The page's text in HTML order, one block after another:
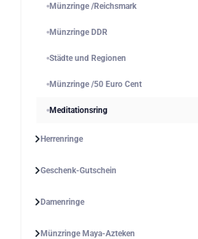
Münzringe /Reichsmark
Münzringe DDR
Städte und Regionen
Münzringe /50 Euro Cent
Meditationsring
Herrenringe
Geschenk-Gutschein
Damenringe
Münzringe Maya-Azteken